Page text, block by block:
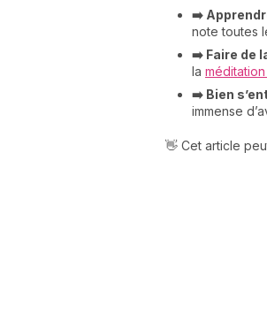
➡️
note toutes
➡️ Faire de
la
➡️ Bien
immense
👋 Cet article